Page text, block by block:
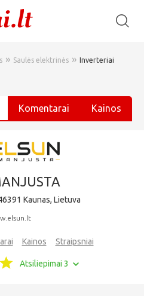
» Saulės elektrinės » Inverteriai
Komentarai Kainos
Kaunas, Lietuva
Kainos Straipsniai
Atsiliepimai 3